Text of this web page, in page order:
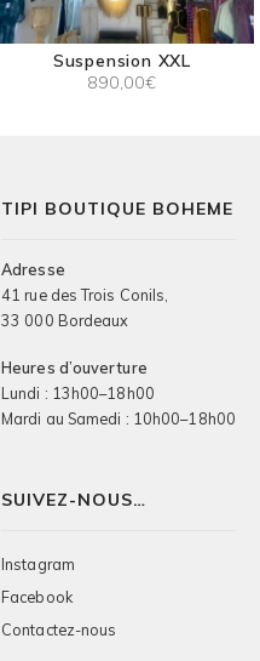
Suspension XXL
890,00€
TIPI BOUTIQUE BOHEME
Adresse
41 rue des Trois Conils,
33 000 Bordeaux
Heures d’ouverture
Lundi : 13h00–18h00
Mardi au Samedi : 10h00–18h00
SUIVEZ-NOUS…
Instagram
Facebook
Contactez-nous